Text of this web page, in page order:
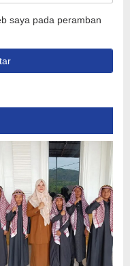
saya pada peramban